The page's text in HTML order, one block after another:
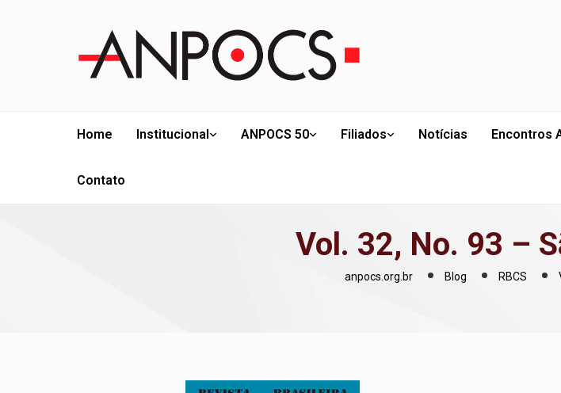
Home Institucional ANPOCS 50 Filiados Notícias Encontros
Contato
Vol. 32, No. 93 –
anpocs.org.br Blog RBCS